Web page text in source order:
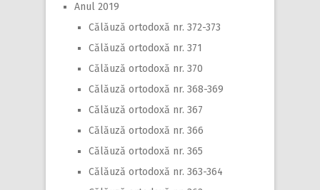
Anul 2019
Călăuză ortodoxă nr. 372-373
Călăuză ortodoxă nr. 371
Călăuză ortodoxă nr. 370
Călăuză ortodoxă nr. 368-369
Călăuză ortodoxă nr. 367
Călăuză ortodoxă nr. 366
Călăuză ortodoxă nr. 365
Călăuză ortodoxă nr. 363-364